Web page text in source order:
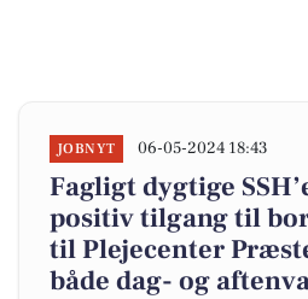
JOBNYT 06-05-2024 18:43
Fagligt dygtige
positiv tilgang til
til Plejecenter
både dag- og